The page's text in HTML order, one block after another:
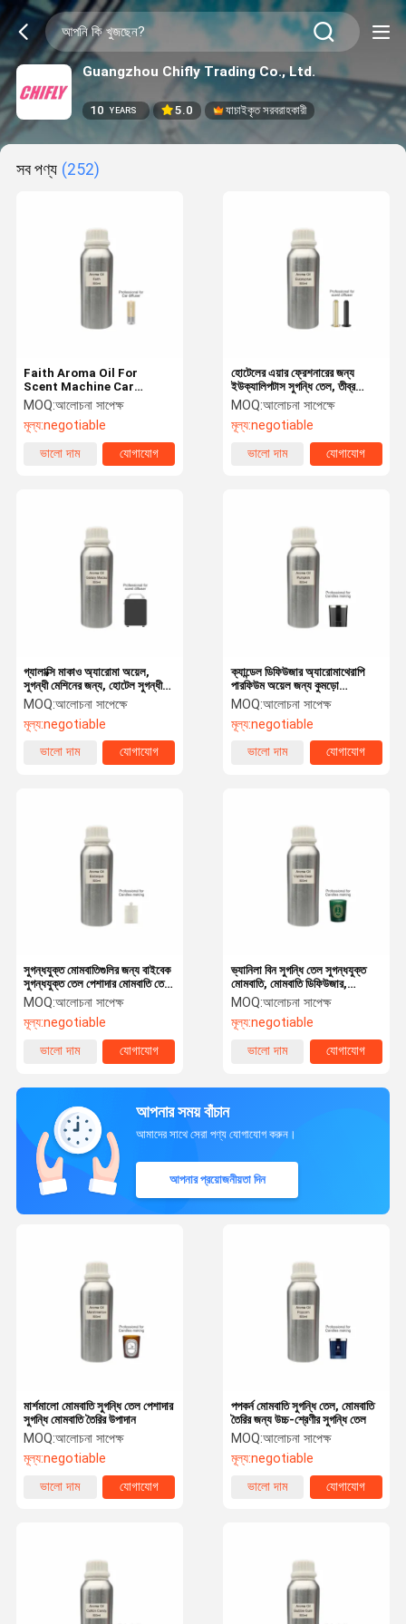
Guangzhou Chifly Trading Co., Ltd.
10 YEARS 5.0 যাচাইকৃত সরবরাহকারী
সব পণ্য (252)
Faith Aroma Oil For
Scent Machine Car
Aroma Diffuser Available
MOQ:আলোচনা সাপেক্ষ
মূল্য:negotiable
ভালো দাম
যোগাযোগ
হোটেলের এয়ার ফ্রেশনারের জন্য
ইউক্যালিপটাস সুগন্ধি তেল, তীব্র
সুগন্ধযুক্ত সুগন্ধি তেল
MOQ:আলোচনা সাপেক্ষে
মূল্য:negotiable
ভালো দাম
যোগাযোগ
গ্যালাক্সি মাকাও অ্যারোমা অয়েল,
সুগন্ধী মেশিনের জন্য, হোটেল সুগন্ধী
এসেন্সিয়াল অয়েল
MOQ:আলোচনা সাপেক্ষে
মূল্য:negotiable
ভালো দাম
যোগাযোগ
ক্যান্ডেল ডিফিউজার অ্যারোমাথেরাপি
পারফিউম অয়েল জন্য কুমড়ো
সুগন্ধযুক্ত তেল
MOQ:আলোচনা সাপেক্ষ
মূল্য:negotiable
ভালো দাম
যোগাযোগ
সুগন্ধযুক্ত মোমবাতিগুলির জন্য বাইবেক
সুগন্ধযুক্ত তেল পেশাদার মোমবাতি তেল
উত্পাদন করে
MOQ:আলোচনা সাপেক্ষ
মূল্য:negotiable
ভালো দাম
যোগাযোগ
ভ্যানিলা বিন সুগন্ধি তেল সুগন্ধযুক্ত
মোমবাতি, মোমবাতি ডিফিউজার,
প্রয়োজনীয় তেলের জন্য
MOQ:আলোচনা সাপেক্ষ
মূল্য:negotiable
ভালো দাম
যোগাযোগ
আপনার সময় বাঁচান
আমাদের সাথে সেরা পণ্য যোগাযোগ করুন।
আপনার প্রয়োজনীয়তা দিন
পপকর্ন মোমবাতি সুগন্ধি তেল, মোমবাতি
তৈরির জন্য উচ্চ-শ্রেণীর সুগন্ধি তেল
MOQ:আলোচনা সাপেক্ষ
মূল্য:negotiable
ভালো দাম
যোগাযোগ
মার্শমালো মোমবাতি সুগন্ধি তেল পেশাদার
সুগন্ধি মোমবাতি তৈরির উপাদান
MOQ:আলোচনা সাপেক্ষ
মূল্য:negotiable
ভালো দাম
যোগাযোগ